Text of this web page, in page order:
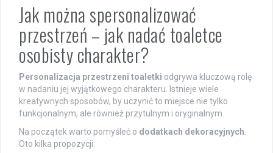
Jak można spersonalizować
przestrzeń – jak nadać toaletce
osobisty charakter?
Personalizacja przestrzeni toaletki odgrywa kluczową rolę
w nadaniu jej wyjątkowego charakteru. Istnieje wiele
kreatywnych sposobów, by uczynić to miejsce nie tylko
funkcjonalnym, ale również przytulnym i oryginalnym.
Na początek warto pomyśleć o dodatkach dekoracyjnych.
Oto kilka propozycji: